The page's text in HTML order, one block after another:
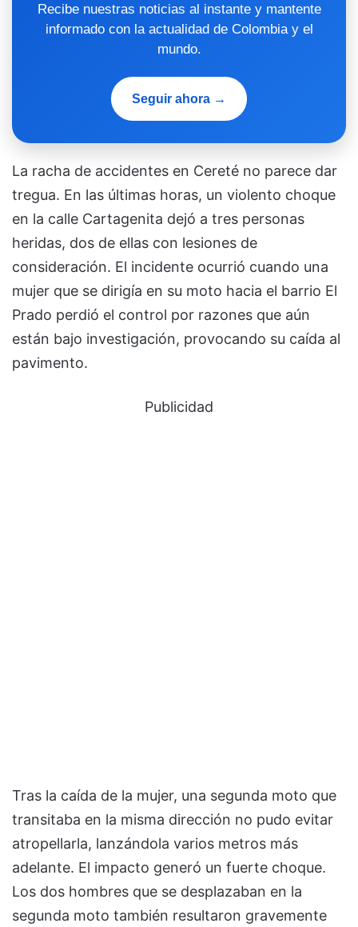
Recibe nuestras noticias al instante y mantente
informado con la actualidad de Colombia y el
mundo.
Seguir ahora →
La racha de accidentes en Cereté no parece dar
tregua. En las últimas horas, un violento choque
en la calle Cartagenita dejó a tres personas
heridas, dos de ellas con lesiones de
consideración. El incidente ocurrió cuando una
mujer que se dirigía en su moto hacia el barrio El
Prado perdió el control por razones que aún
están bajo investigación, provocando su caída al
pavimento.
Publicidad
Tras la caída de la mujer, una segunda moto que
transitaba en la misma dirección no pudo evitar
atropellarla, lanzándola varios metros más
adelante. El impacto generó un fuerte choque.
Los dos hombres que se desplazaban en la
segunda moto también resultaron gravemente